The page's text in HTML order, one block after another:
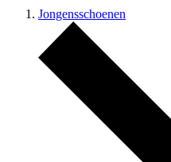
Jongensschoenen